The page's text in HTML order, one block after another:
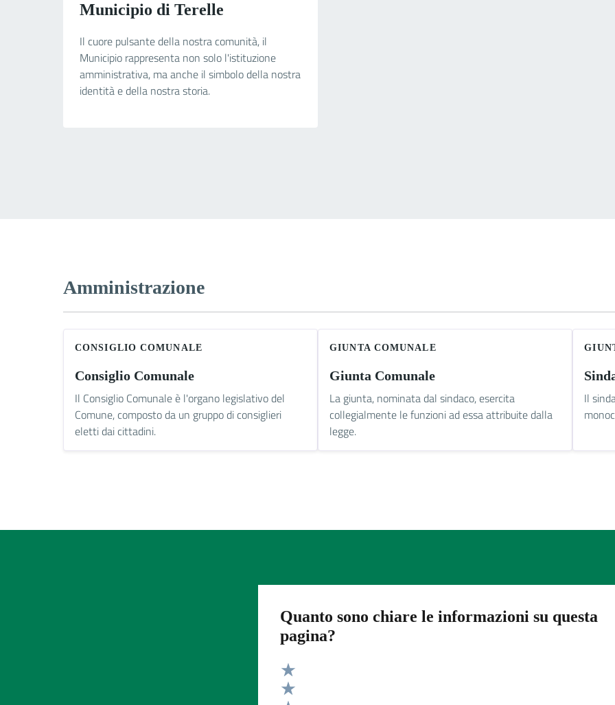
Municipio di Terelle
Il cuore pulsante della nostra comunità, il
Municipio rappresenta non solo l'istituzione
amministrativa, ma anche il simbolo della nostra
identità e della nostra storia.
Amministrazione
CONSIGLIO COMUNALE
Consiglio Comunale
Il Consiglio Comunale è l'organo legislativo del
Comune, composto da un gruppo di consiglieri
eletti dai cittadini.
GIUNTA COMUNALE
Giunta Comunale
La giunta, nominata dal sindaco, esercita
collegialmente le funzioni ad essa attribuite dalla
legge.
Il
Quanto sono chiare le informazioni su questa
pagina?
Valuta 5 stelle su 5